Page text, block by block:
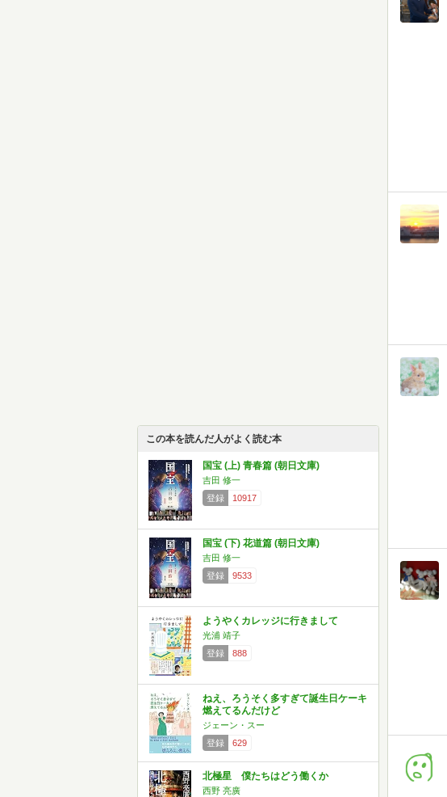
この本を読んだ人がよく読む本
国宝 (上) 青春篇 (朝日文庫)
吉田 修一
登録
10917
国宝 (下) 花道篇 (朝日文庫)
吉田 修一
登録
9533
ようやくカレッジに行きまして
光浦 靖子
登録
888
ねえ、ろうそく多すぎて誕生日ケーキ
燃えてるんだけど
ジェーン・スー
登録
629
北極星 僕たちはどう働くか
西野 亮廣